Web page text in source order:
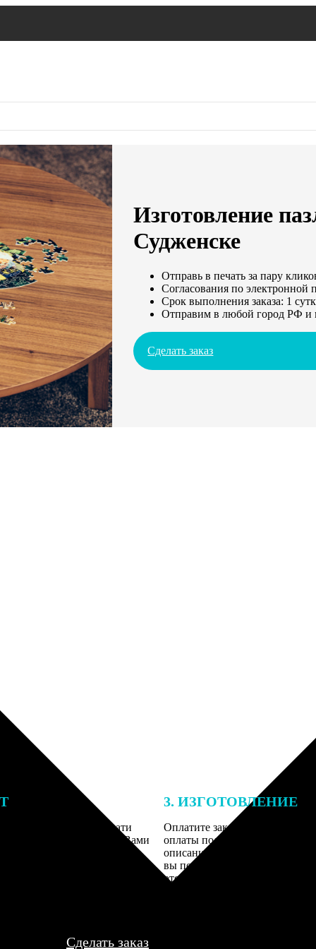
Изготовление
Судженске
Отправь в печать за пару
Согласования по электронной
Срок выполнения заказа: 1
Отправим в любой город РФ и
Сделать заказ
заказа к печати
могут связаться с Вами
3. ИЗГОТОВЛЕНИЕ
Оплатите заказ банковской
оплаты получите
описанием заказа. Когда
вы получите письмо с трек-
отслеживания.
Сделать заказ